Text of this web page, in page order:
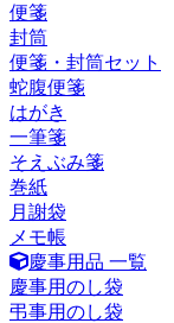
便箋
封筒
便箋・封筒セット
蛇腹便箋
はがき
一筆箋
そえぶみ箋
巻紙
月謝袋
メモ帳
慶事用品 一覧
慶事用のし袋
弔事用のし袋